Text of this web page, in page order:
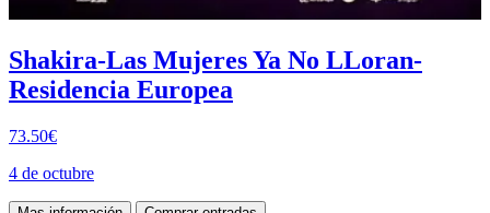
Shakira-Las Mujeres Ya No LLoran-
Residencia Europea
73.50€
4 de octubre